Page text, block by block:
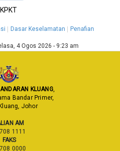
KPKT
Dasar Keselamatan Penafian
4 Ogos 2026 - 9:23 am
KLUANG,
Bandar Primer,
Johor
AM
1111
FAKS
0000